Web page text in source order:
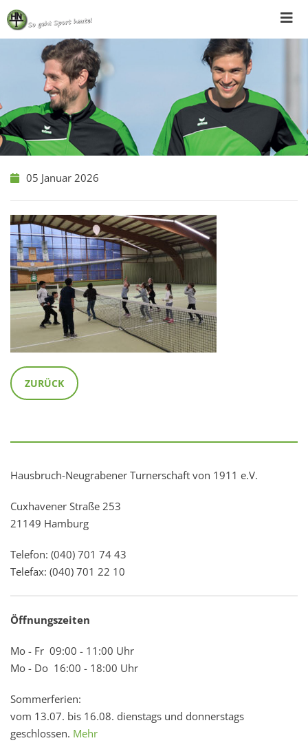
Skip
to
content
05 Januar 2026
ZURÜCK
Hausbruch-Neugrabener Turnerschaft von 1911 e.V.
Cuxhavener Straße 253
21149 Hamburg
Telefon: (040) 701 74 43
Telefax: (040) 701 22 10
Öffnungszeiten
Mo - Fr 09:00 - 11:00 Uhr
Mo - Do 16:00 - 18:00 Uhr
Sommerferien:
vom 13.07. bis 16.08. dienstags und donnerstags
geschlossen. Mehr